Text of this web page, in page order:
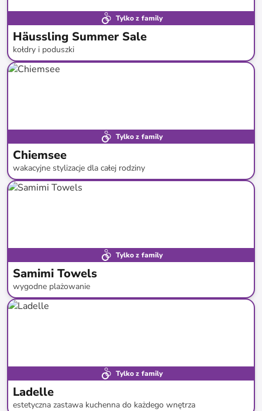
Tylko z family
Häussling Summer Sale
kołdry i poduszki
do-71%*
Tylko z family
Chiemsee
wakacyjne stylizacje dla całej rodziny
do-56%*
Tylko z family
Samimi Towels
wygodne plażowanie
do-71%*
Tylko z family
Ladelle
estetyczna zastawa kuchenna do każdego wnętrza